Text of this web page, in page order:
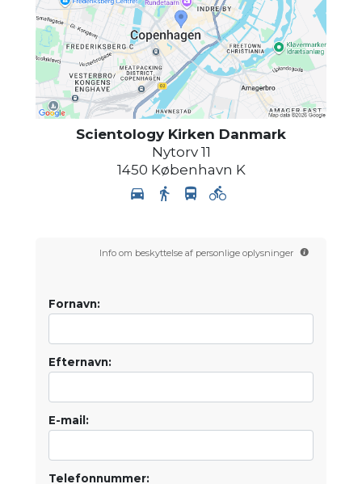
Scientology Kirken Danmark
Nytorv 11
1450 København K
Info om beskyttelse af personlige oplysninger
Fornavn:
Efternavn:
E-mail:
Telefonnummer: